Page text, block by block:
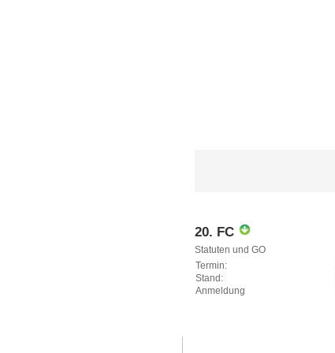
20. FC
Statuten und GO
Termin:
Stand:
Anmeldung